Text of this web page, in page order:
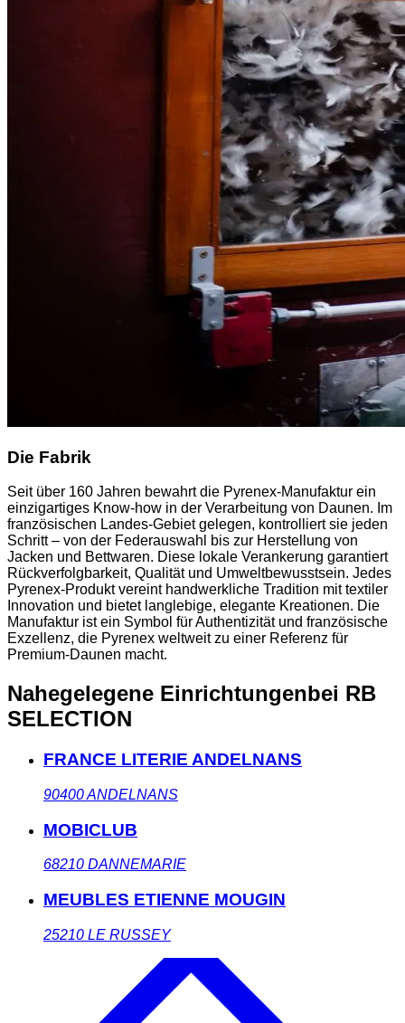
Die Fabrik
Seit über 160 Jahren bewahrt die Pyrenex-Manufaktur ein
einzigartiges Know-how in der Verarbeitung von Daunen. Im
französischen Landes-Gebiet gelegen, kontrolliert sie jeden
Schritt – von der Federauswahl bis zur Herstellung von
Jacken und Bettwaren. Diese lokale Verankerung garantiert
Rückverfolgbarkeit, Qualität und Umweltbewusstsein. Jedes
Pyrenex-Produkt vereint handwerkliche Tradition mit textiler
Innovation und bietet langlebige, elegante Kreationen. Die
Manufaktur ist ein Symbol für Authentizität und französische
Exzellenz, die Pyrenex weltweit zu einer Referenz für
Premium-Daunen macht.
Nahegelegene Einrichtungenbei RB
SELECTION
FRANCE LITERIE ANDELNANS
90400ANDELNANS
MOBICLUB
68210 DANNEMARIE
MEUBLES ETIENNE MOUGIN
25210 LE RUSSEY